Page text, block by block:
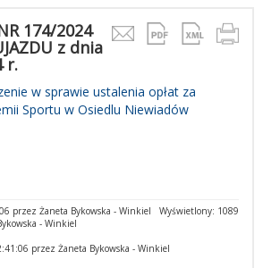
174/2024
z dnia
r.
w sprawie ustalenia opłat za
Sportu w Osiedlu Niewiadów
Wyświetlony: 1089
przez Żaneta Bykowska - Winkiel
- Winkiel
przez Żaneta Bykowska - Winkiel